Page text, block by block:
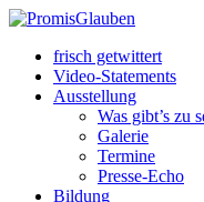
frisch getwittert
Video-Statements
Ausstellung
Was gibt’s zu
Galerie
Termine
Presse-Echo
Bildung